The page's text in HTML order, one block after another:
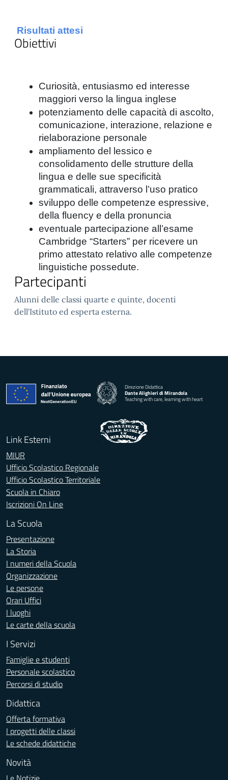
Risultati attesi
Obiettivi
Curiosità, entusiasmo ed interesse
maggiori verso la lingua inglese
potenziamento delle capacità di ascolto,
comunicazione, interazione, relazione e
rielaborazione personale
ampliamento del lessico e
consolidamento delle strutture della
lingua e delle sue specificità
grammaticali, attraverso l’uso pratico
sviluppo delle competenze espressive,
della fluency e della pronuncia
eventuale partecipazione all’esame
Cambridge “Starters” per ricevere un
primo attestato relativo alle competenze
linguistiche possedute.
Partecipanti
Alunni delle classi quarte e quinte, docenti
dell'Istituto ed esperta esterna.
Direzione Didattica
Dante Alighieri di Mirandola
Teaching with care, learning with heart
Link Esterni
MIUR
Ufficio Scolastico Regionale
Ufficio Scolastico Territoriale
Scuola in Chiaro
Iscrizioni On Line
La Scuola
Presentazione
La Storia
I numeri della Scuola
Organizzazione
Le persone
Orari Uffici
I luoghi
Le carte della scuola
I Servizi
Famiglie e studenti
Personale scolastico
Percorsi di studio
Didattica
Offerta formativa
I progetti delle classi
Le schede didattiche
Novità